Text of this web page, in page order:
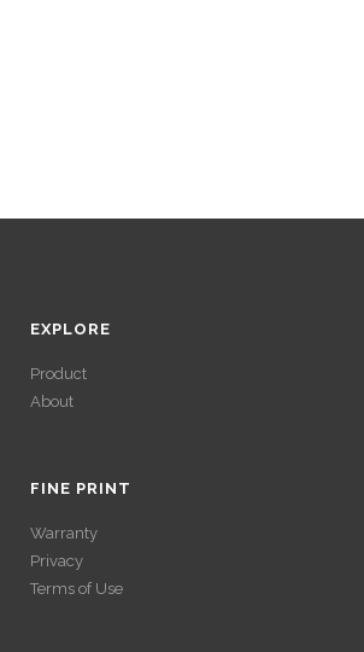
EXPLORE
Product
About
GAINS SANS
VÉRIFICATION
FINE PRINT
Warranty
Privacy
Terms of Use